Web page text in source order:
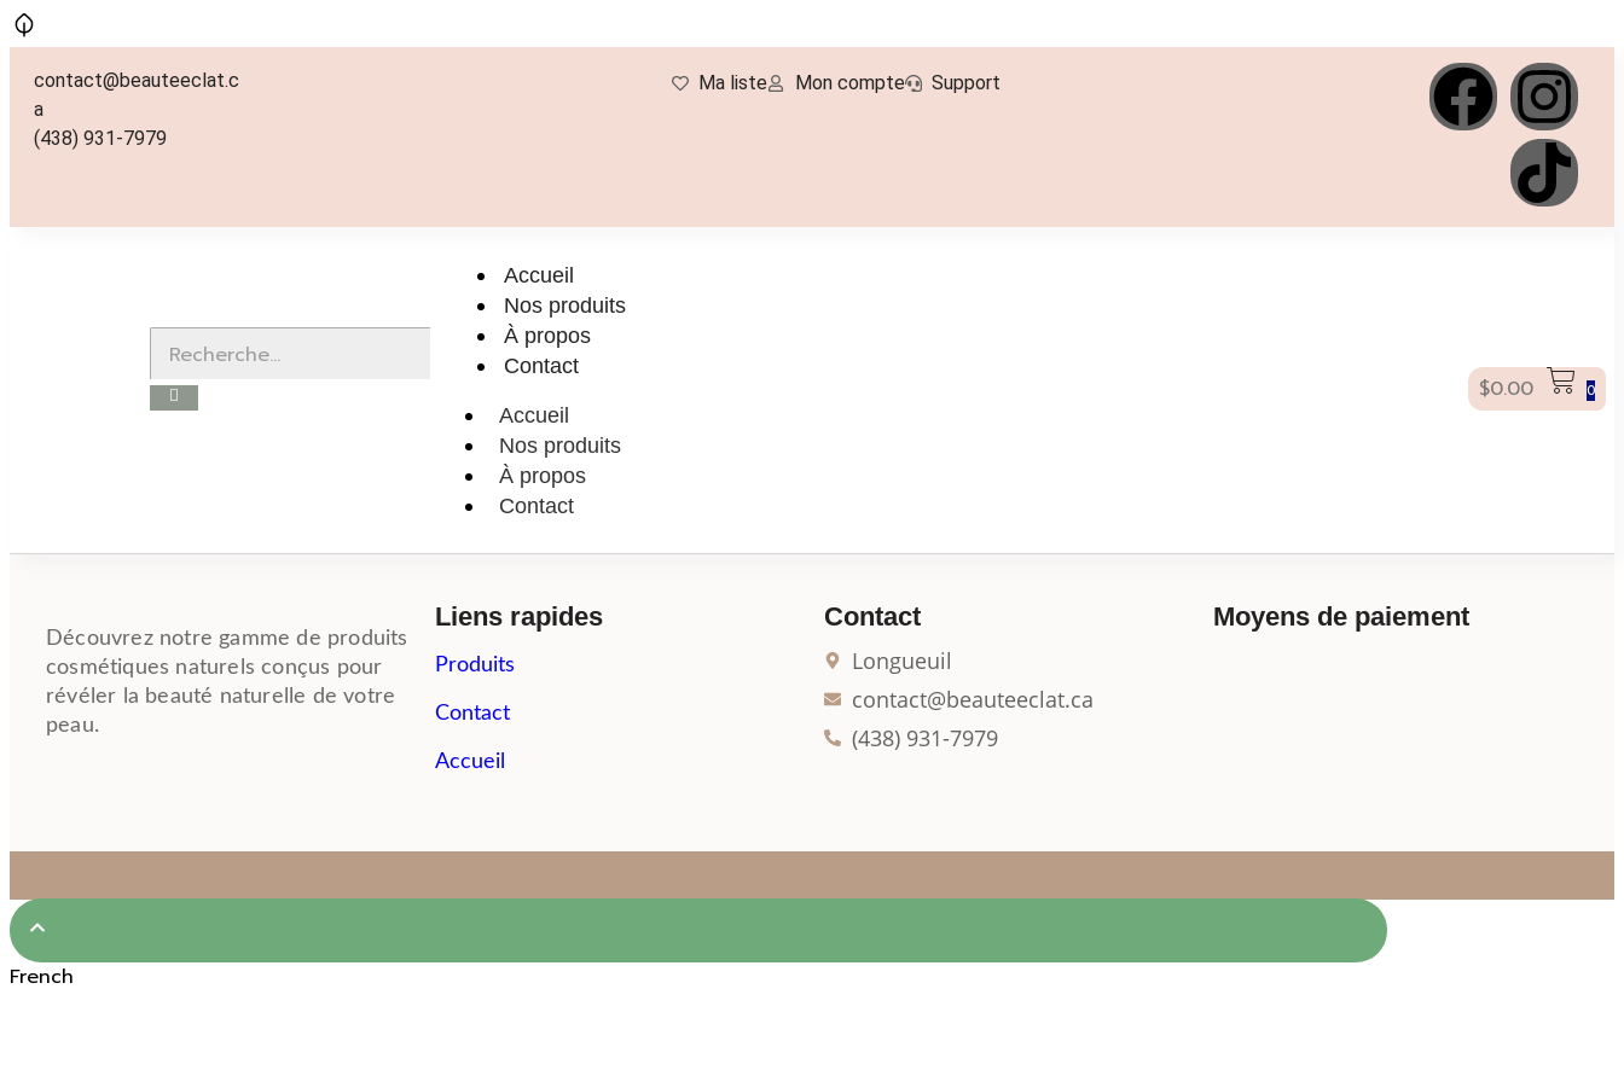
contact@beauteeclat.c
a
(438) 931-7979
Ma liste Mon compte Support
Accueil
Nos produits
À propos
Contact
Accueil
Nos produits
À propos
Contact
$0.00 0
Découvrez notre gamme de produits
cosmétiques naturels conçus pour
révéler la beauté naturelle de votre
peau.
Liens rapides
Produits
Contact
Accueil
Contact
Longueuil
contact@beauteeclat.ca
(438) 931-7979
Moyens de paiement
French